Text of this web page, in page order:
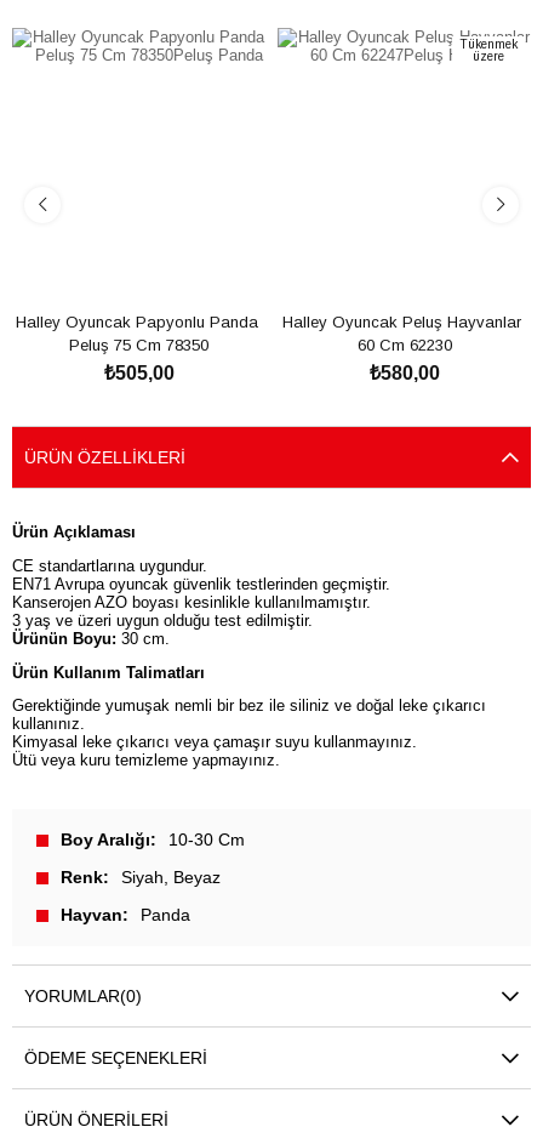
Halley Oyuncak Papyonlu Panda
Peluş 75 Cm 78350
₺505,00
Tükenmek
üzere
Halley Oyuncak Peluş Hayvanlar
60 Cm 62230
₺580,00
ÜRÜN ÖZELLIKLERI
Ürün Açıklaması
CE standartlarına uygundur.
EN71 Avrupa oyuncak güvenlik testlerinden geçmiştir.
Kanserojen AZO boyası kesinlikle kullanılmamıştır.
3 yaş ve üzeri uygun olduğu test edilmiştir.
Ürünün Boyu: 30 cm.
Ürün Kullanım Talimatları
Gerektiğinde yumuşak nemli bir bez ile siliniz ve doğal leke çıkarıcı
kullanınız.
Kimyasal leke çıkarıcı veya çamaşır suyu kullanmayınız.
Ütü veya kuru temizleme yapmayınız.
Boy Aralığı
10-30 Cm
Renk
Siyah
Beyaz
Hayvan
Panda
YORUMLAR(0)
ÖDEME SEÇENEKLERI
ÜRÜN ÖNERILERI